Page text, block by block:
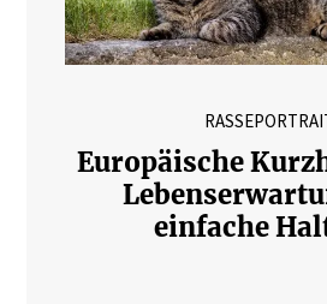
Europäische
einfache